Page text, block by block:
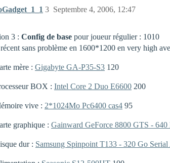
Septembre 4, 2006, 12:47
3
3 : Config de base pour joueur régulier : 1010
sans problème en 1600*1200 en very high
mère : Gigabyte GA-P35-S3 120
BOX : Intel Core 2 Duo E6600 200
vive : 2*1024Mo Pc6400 cas4 95
graphique : Gainward GeForce 8800 GTS - 640
dur : Samsung Spinpoint T133 - 320 Go